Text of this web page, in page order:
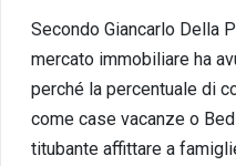
Secondo Giancarlo Della
mercato immobiliare ha
perché la percentuale di
come case vacanze o
titubante affittare a